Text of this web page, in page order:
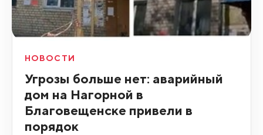
НОВОСТИ
Угрозы больше нет: аварийный
дом на Нагорной в
Благовещенске привели в
порядок